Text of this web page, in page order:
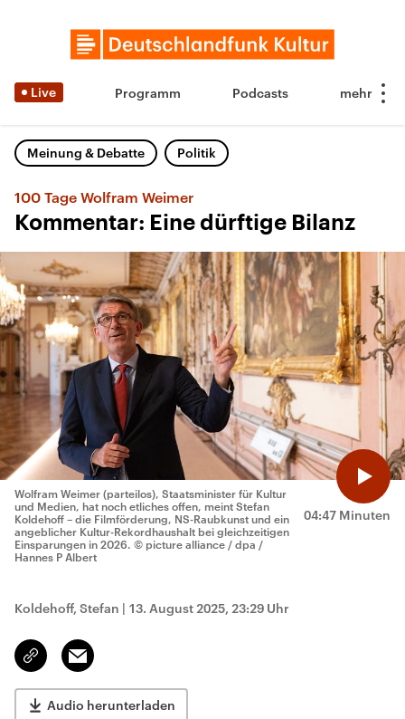
Live Programm Podcasts
Meinung & Debatte Politik
100 Tage Wolfram Weimer
Kommentar: Eine dürftige Bilanz
04:47 Minuten
Wolfram Weimer (parteilos), Staatsminister für Kultur
und Medien, hat noch etliches offen, meint Stefan
Koldehoff – die Filmförderung, NS-Raubkunst und ein
angeblicher Kultur-Rekordhaushalt bei gleichzeitigen
Einsparungen in 2026. © picture alliance / dpa /
Hannes P Albert
Koldehoff, Stefan | 13. August 2025, 23:29 Uhr
Link
kopieren/teilen
Email
Audio herunterladen